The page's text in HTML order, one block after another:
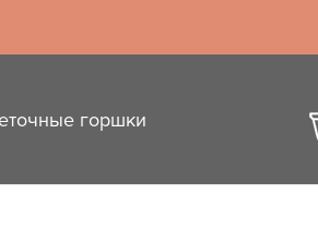
горшки